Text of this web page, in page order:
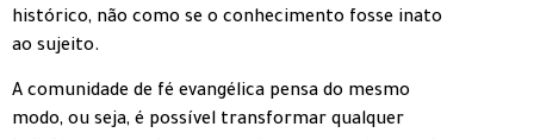
histórico, não como se o conhecimento fosse inato
ao sujeito.
A comunidade de fé evangélica pensa do mesmo
modo, ou seja, é possível transformar qualquer